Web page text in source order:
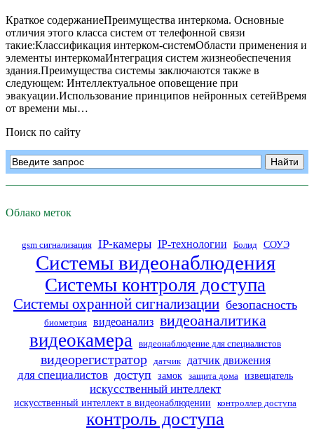
Краткое содержаниеПреимущества интеркома. Основные
отличия этого класса систем от теле­фонной связи
такие:Классификация интерком-системОбласти применения и
элементы интеркомаИнтеграция систем жизнеобеспечения
здания.Преимуще­ства системы заключаются также в
следующем: Интеллектуальное оповещение при
эвакуации.Использование принципов нейронных сетейВремя
от времени мы…
Поиск по сайту
Облако меток
gsm сигнализация IP-камеры IP-технологии Болид СОУЭ
Системы видеонаблюдения
Системы контроля доступа
Системы охранной сигнализации безопасность
биометрия видеоанализ видеоаналитика
видеокамера видеонаблюдение для специалистов
видеорегистратор датчик датчик движения
для специалистов доступ замок защита дома извещатель
искусственный интеллект
искусственный интеллект в видеонаблюдении контроллер доступа
контроль доступа